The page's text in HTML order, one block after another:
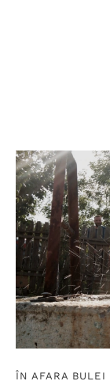
ÎN AFARA BULEI